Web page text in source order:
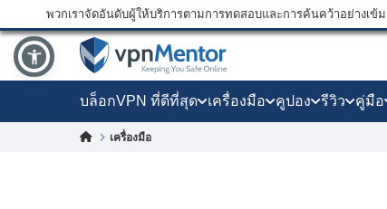
พวกเราจัดอันดับผู้ให้บริการตามการทดสอบและการค้นคว้าอย่างเ
บล็อกVPN ที่ดีที่สุด เครื่องมือ คูปอง รีวิว คู่มือ
เครื่องมือ